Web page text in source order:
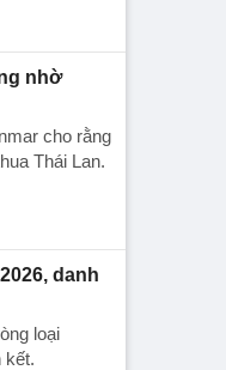
nhờ
cho rằng
Thái Lan.
danh
loại
kết.